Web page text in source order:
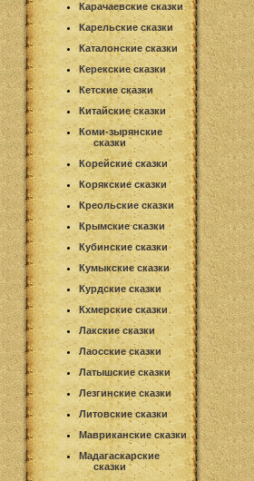
Карачаевские сказки
Карельские сказки
Каталонские сказки
Керекские сказки
Кетские сказки
Китайские сказки
Коми-зырянские
сказки
Корейские сказки
Корякские сказки
Креольские сказки
Крымские сказки
Кубинские сказки
Кумыкские сказки
Курдские сказки
Кхмерские сказки
Лакские сказки
Лаосские сказки
Латышские сказки
Лезгинские сказки
Литовские сказки
Мавриканские сказки
Мадагаскарские
сказки